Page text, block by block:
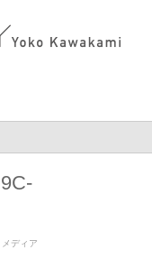
メディア